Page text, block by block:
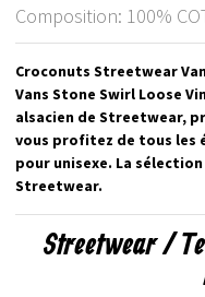
Composition: 100%
Croconuts Streetwear
Vans Stone Swirl Loose
alsacien de Streetwear,
vous profitez de tous les
pour unisexe. La
Streetwear.
Streetwear /